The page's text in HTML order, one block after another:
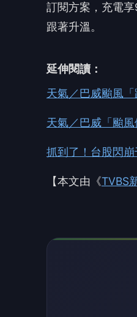
訂閱方案，充電
跟著升溫。
延伸閱讀：
天氣／巴威颱風
天氣／巴威「颱
抓到了！台股閃
【本文由《TVBS